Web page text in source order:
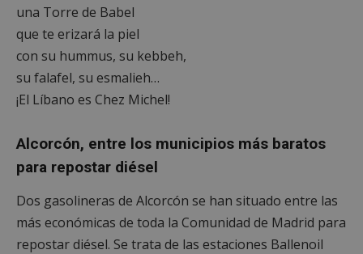
una Torre de Babel
que te erizará la piel
con su hummus, su kebbeh,
su falafel, su esmalieh…
¡El Líbano es Chez Michel!
Alcorcón, entre los municipios más baratos
para repostar diésel
Dos gasolineras de Alcorcón se han situado entre las
más económicas de toda la Comunidad de Madrid para
repostar diésel. Se trata de las estaciones Ballenoil